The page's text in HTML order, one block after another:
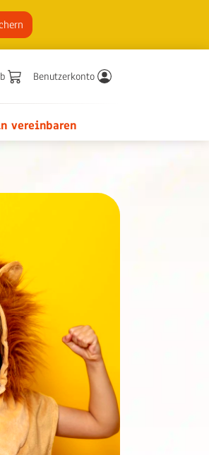
Benutzerkonto
vereinbaren